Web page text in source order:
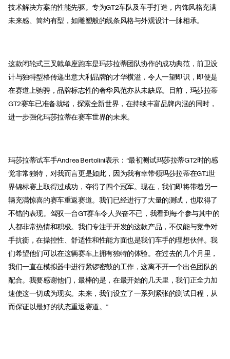
技术解决方案的性能先驱。专为GT2车队及车手打造，内饰风格充满
未来感、简约有型，如雕塑般的线条风格与外观设计一脉相承。
这款闭轮式三叉戟单座跑车是玛莎拉蒂团队协作的成功典范，前卫设
计与独特型格传递出意大利品牌的才华横溢，令人一望即识，即使是
在赛道上驰骋，品牌标志性的奢华风范亦从未缺席。目前，玛莎拉蒂
GT2赛车已准备就绪，探索全新世界，在持续丰富品牌内涵的同时，
进一步强化玛莎拉蒂在赛车世界的未来。
玛莎拉蒂试车手Andrea Bertolini表示：“最初测试玛莎拉蒂GT2时的感
觉非常独特，对我而言更是如此，因为我有幸带领玛莎拉蒂在GT1世
界锦标赛上取得过成功，夺得了四个冠军。现在，我们即将带着另一
辆充满惊喜的赛车重返赛道。我们已经进行了大量的测试，也取得了
不错的表现。驾驭一台GT赛车令人兴奋不已，我看到每个参与其中的
人都非常热情和积极。我们专注于开发的这款产品，不仅能与竞争对
手抗衡，在操控性、舒适性和性能方面也是我们车手的理想伙伴。我
们希望他们可以在这辆赛车上拥有独特的体验。在过去的几个月里，
我们一直在模拟器中进行紧锣密鼓的工作，这离不开一个出色团队的
配合。我要感谢他们，最棒的是，在最开始的几天里，我们正全力加
速使这一切成为现实。未来，我们设立了一系列紧张的测试日程，从
而保证以最好的状态重返赛道。”